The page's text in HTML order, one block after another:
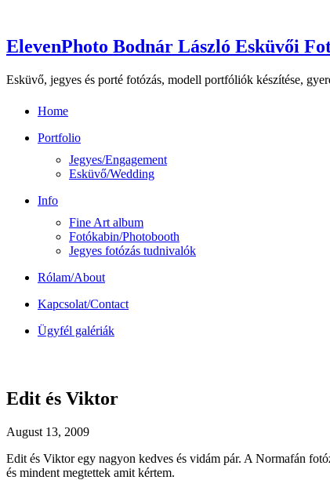
ElevenPhoto Bodnár László Esküvői
Esküvő, jegyes és porté fotózás, modell portfóliók készítése,
Home
Portfolio
Jegyes/Engagement
Esküvő/Wedding
Info
Fine Art album
Fotókabin/Photobooth
Jegyes fotózás tudnivalók
Rólam/About
Kapcsolat/Contact
Ügyfél galériák
Edit és Viktor
August 13, 2009
Edit és Viktor egy nagyon kedves és vidám pár. A Normafán
és mindent megtettek amit kértem.